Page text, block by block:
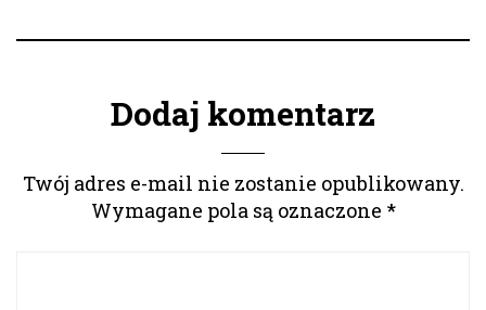
Dodaj komentarz
Twój adres e-mail nie zostanie opublikowany.
Wymagane pola są oznaczone *